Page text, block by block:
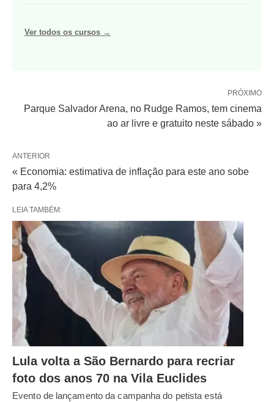
Ver todos os cursos →
PRÓXIMO
Parque Salvador Arena, no Rudge Ramos, tem cinema
ao ar livre e gratuito neste sábado »
ANTERIOR
« Economia: estimativa de inflação para este ano sobe
para 4,2%
LEIA TAMBÉM:
Lula volta a São Bernardo para recriar
foto dos anos 70 na Vila Euclides
Evento de lançamento da campanha do petista está